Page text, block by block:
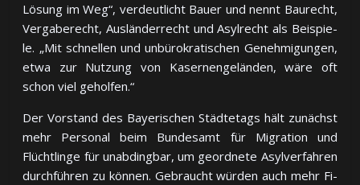
Lö­sung im Weg“, ver­deut­licht Bauer und nennt Bau­recht,
Ver­ga­be­recht, Aus­län­der­recht und Asyl­recht als Bei­spie­
le. „Mit schnel­len und un­bü­ro­kra­ti­schen Ge­neh­mi­gun­gen,
et­wa zur Nut­zung von Ka­ser­nen­ge­län­den, wä­re oft
schon viel geholfen.“
Der Vorstand des Bayerischen Städtetags hält zu­nächst
mehr Per­so­nal beim Bun­des­amt für Mi­gra­tion und
Flücht­lin­ge für un­ab­ding­bar, um ge­ord­ne­te Asyl­ver­fah­ren
durch­füh­ren zu kön­nen. Ge­braucht wür­den auch mehr Fi­